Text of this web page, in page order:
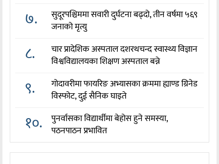
७.
सुदूरपश्चिममा सवारी दुर्घटना बढ्दो, तीन वर्षमा ५६९
जनाको मृत्यु
८.
चार प्रादेशिक अस्पताल दशरथचन्द स्वास्थ्य विज्ञान
विश्वविद्यालयका शिक्षण अस्पताल बन्ने
९.
गोदावरीमा फायरिङ अभ्यासका क्रममा ह्याण्ड ग्रिनेड
विस्फोट, दुई सैनिक घाइते
१०.
पुनर्वासका विद्यार्थीमा बेहोस हुने समस्या,
पठनपाठन प्रभावित